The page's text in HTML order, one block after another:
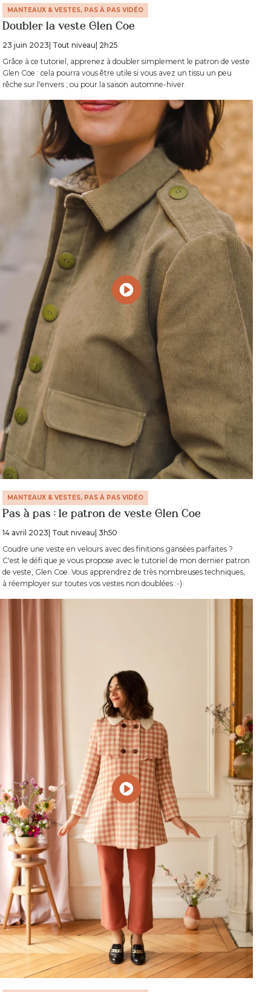
MANTEAUX & VESTES, PAS À PAS VIDÉO
Doubler la veste Glen Coe
23 juin 2023 | Tout niveau | 2h25
Grâce à ce tutoriel, apprenez à doubler simplement le patron de veste
Glen Coe : cela pourra vous être utile si vous avez un tissu un peu
rêche sur l'envers ; ou pour la saison automne-hiver.
MANTEAUX & VESTES, PAS À PAS VIDÉO
Pas à pas : le patron de veste Glen Coe
14 avril 2023 | Tout niveau | 3h50
Coudre une veste en velours avec des finitions gansées parfaites ?
C'est le défi que je vous propose avec le tutoriel de mon dernier patron
de veste, Glen Coe. Vous apprendrez de très nombreuses techniques,
à réemployer sur toutes vos vestes non doublées :-)